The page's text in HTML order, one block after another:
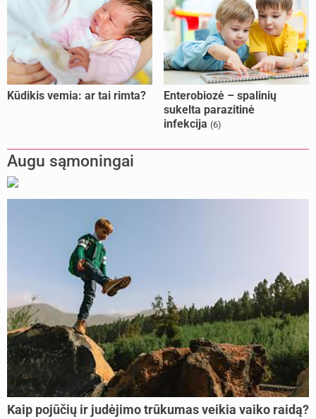
Kūdikis vemia: ar tai rimta?
Enterobiozė – spalinių
sukelta parazitinė
infekcija (6)
Augu sąmoningai
Kaip pojūčių ir judėjimo trūkumas veikia vaiko raidą?